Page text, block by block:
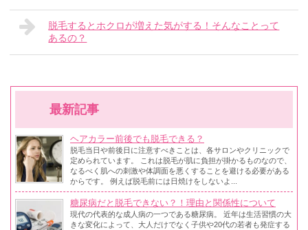
脱毛するとホクロが増えた気がする！そんなことって
あるの？
最新記事
ヘアカラー前後でも脱毛できる？
脱毛当日や前後日に注意すべきことは、各サロンやクリニックで
定められています。 これは脱毛が肌に負担が掛かるものなので、
なるべく肌への刺激や体調面を悪くすることを避ける必要がある
からです。 例えば脱毛前には日焼けをしないよ...
糖尿病だと脱毛できない？！理由と関係性について
現代の代表的な成人病の一つである糖尿病。 近年は生活習慣の大
きな変化によって、大人だけでなく子供や20代の若者も発症する